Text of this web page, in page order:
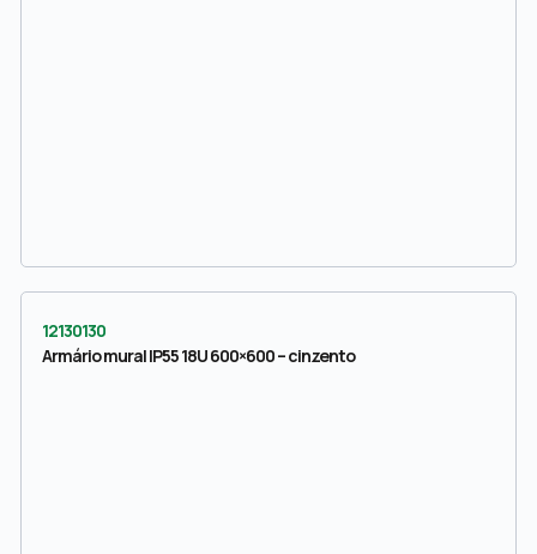
12130130
Armário mural IP55 18U 600×600 – cinzento